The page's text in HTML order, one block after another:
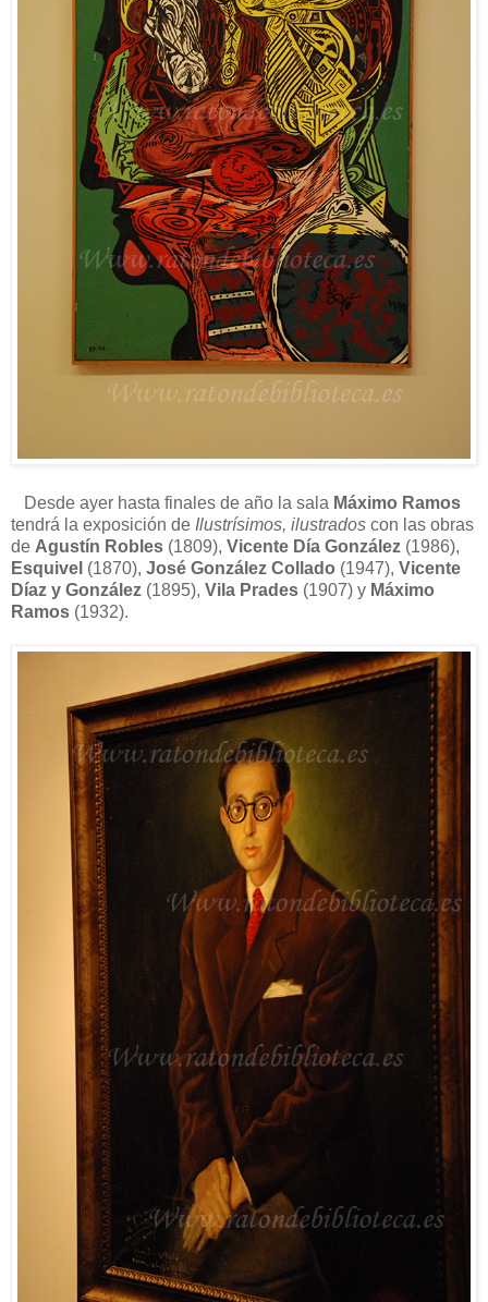
Desde ayer hasta finales de año la sala Máximo Ramos
tendrá la exposición de Ilustrísimos, ilustrados con las obras
de Agustín Robles (1809), Vicente Día González (1986),
Esquivel (1870), José González Collado (1947), Vicente
Díaz y González (1895), Vila Prades (1907) y Máximo
Ramos (1932).